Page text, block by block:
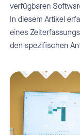
verfügbaren
In diesem Artikel
eines
den spezifischen